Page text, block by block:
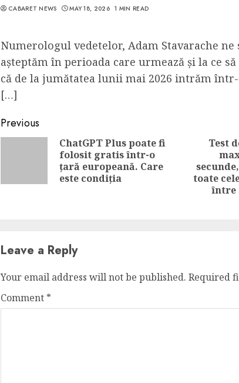
CABARET NEWS MAY 18, 2026 1 MIN READ
Numerologul vedetelor, Adam Stavarache ne
așteptăm în perioada care urmează și la ce
că de la jumătatea lunii mai 2026 intrăm
[…]
Continue
Reading
Previous
Previous
post:
ChatGPT Plus poate fi
folosit gratis într-o
țară europeană. Care
este condiția
Next
post:
Test
toate
între
Leave a Reply
Your email address will not be published. Required
Comment *